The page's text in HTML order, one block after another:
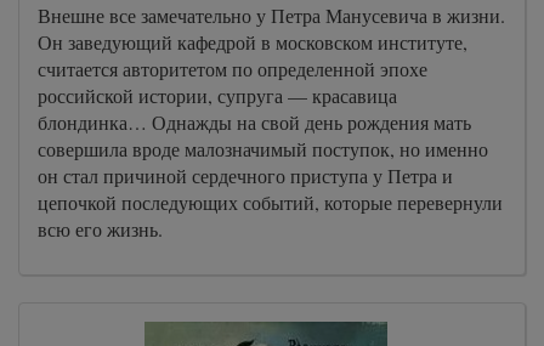
Внешне все замечательно у Петра Манусевича в жизни.
Он заведующий кафедрой в московском институте,
считается авторитетом по определенной эпохе
российской истории, супруга — красавица
блондинка… Однажды на свой день рождения мать
совершила вроде малозначимый поступок, но именно
он стал причиной сердечного приступа у Петра и
цепочкой последующих событий, которые перевернули
всю его жизнь.